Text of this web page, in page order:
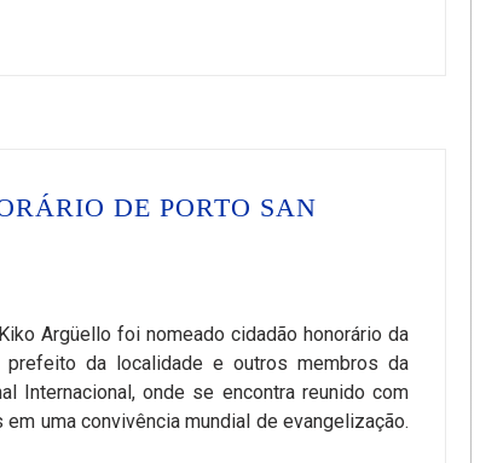
DE PORTO SAN
Argüello foi nomeado cidadão honorário da
da localidade e outros membros da
Internacional, onde se encontra reunido com
uma convivência mundial de evangelização.